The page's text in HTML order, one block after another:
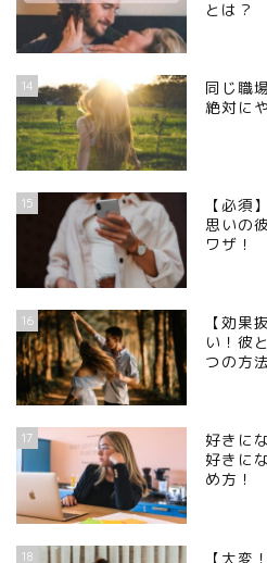
とは？
14
同じ職
絶対に
15
【必須
思いの
ワザ！
16
【効果
い！彼
つの方
17
好きに
好きに
め方！
18
【大変